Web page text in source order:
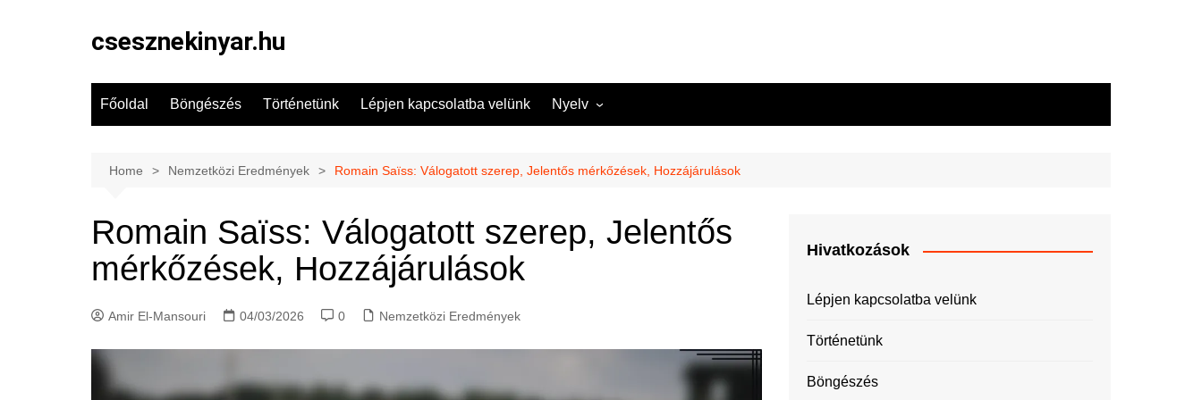
csesznekinyar.hu
Főoldal Böngészés Történetünk Lépjen kapcsolatba velünk Nyelv
Danish (DK)
Greek (GR)
English (CA)
Home Nemzetközi Eredmények Romain Saïss: Válogatott szerep, Jelentős mérkőzések, Hozzájárulások
Romain Saïss: Válogatott szerep, Jelentős
mérkőzések, Hozzájárulások
Amir El-Mansouri 04/03/2026 0 Nemzetközi Eredmények
Hivatkozások
Lépjen kapcsolatba velünk
Történetünk
Böngészés